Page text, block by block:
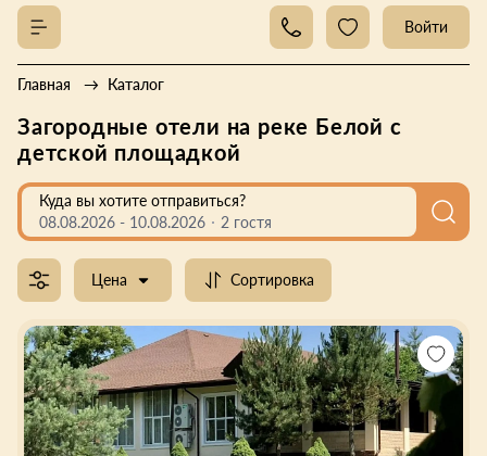
Войти
Главная Каталог
Загородные отели на реке Белой с
детской площадкой
Куда вы хотите отправиться?
08.08.2026 - 10.08.2026 2 гостя
Цена Сортировка